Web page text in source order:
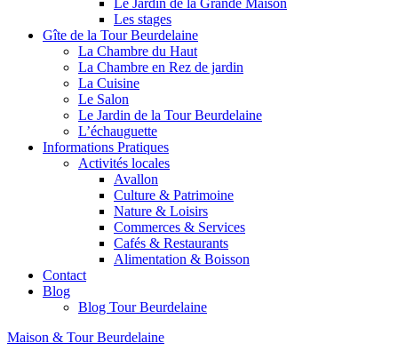
Le Jardin de la Grande Maison
Les stages
Gîte de la Tour Beurdelaine
La Chambre du Haut
La Chambre en Rez de jardin
La Cuisine
Le Salon
Le Jardin de la Tour Beurdelaine
L’échauguette
Informations Pratiques
Activités locales
Avallon
Culture & Patrimoine
Nature & Loisirs
Commerces & Services
Cafés & Restaurants
Alimentation & Boisson
Contact
Blog
Blog Tour Beurdelaine
Maison & Tour Beurdelaine